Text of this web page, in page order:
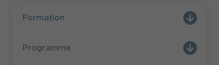
décision. Accessible sans être expert en data,
cette formation mêle théorie et pratique pour un
confiance.
Formation
Programme